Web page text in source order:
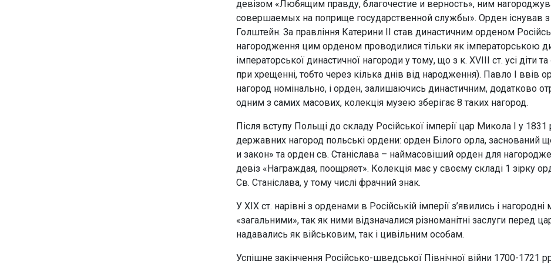
девізом «Любящим правду, благочестие и верность», ним
совершаемых на поприще государственной службы». Орден існував з
Голштейн. За правління Катерини II став династичним орденом
нагородження цим орденом проводилися тільки як імператорською
імператорської династичної нагороди у тому, що з к. XVIII ст. усі діти
при хрещенні, тобто через кілька днів від народження). Павло I ввів
нагород номінально, і орден, залишаючись династичним, додатково
одним з самих масових, колекція музею зберігає 8 таких нагород.
Після вступу Польщі до складу Російської імперії цар Микола I у 1831
державних нагород польські ордени: орден Білого орла, заснований
и закон» та орден св. Станіслава – наймасовіший орден для
девіз «Награждая, поощряет». Колекція має у своєму складі 1 зірку
Св. Станіслава, у тому числі фрачний знак.
У XIX ст. нарівні з орденами в Російській імперії з’явились і
«загальними», так як ними відзначалися різноманітні заслуги перед
надавались як військовим, так і цивільним особам.
Успішне закінчення Російсько-шведської Північної війни 1700-1721